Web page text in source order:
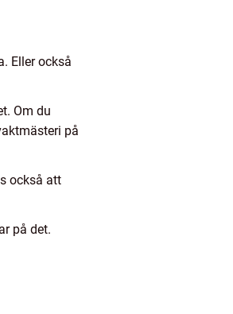
Eller också
Om du
på
också att
på det.